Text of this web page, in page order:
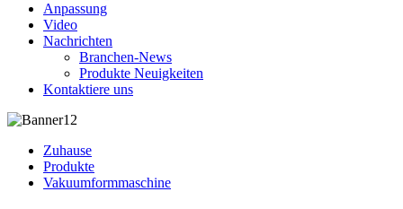
Anpassung
Video
Nachrichten
Branchen-News
Produkte Neuigkeiten
Kontaktiere uns
Zuhause
Produkte
Vakuumformmaschine